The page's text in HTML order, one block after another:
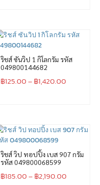
ริชส์ ซันวิป 1 กิโลกรัม รหัส
049800144682
฿125.00– ฿1,420.00
ริชส์ วิป ทอปปิ้ง เบส 907 กรัม
รหัส 049800068599
฿185.00– ฿2,190.00